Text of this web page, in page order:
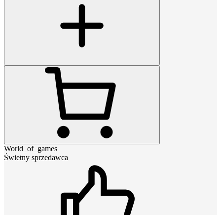
World_of_games
Świetny sprzedawca